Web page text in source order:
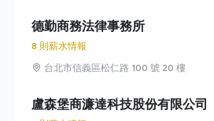
德勤商務法律事務所
8 則薪水情報
台北市信義區松仁路 100 號 20 樓
盧森堡商濂達科技股份有限公司